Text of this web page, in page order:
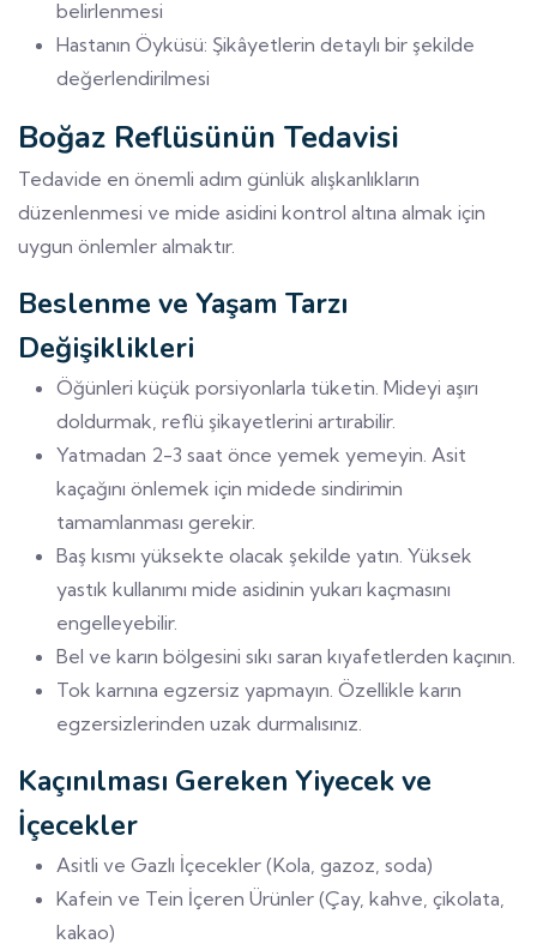
belirlenmesi
Hastanın Öyküsü: Şikâyetlerin detaylı bir şekilde
değerlendirilmesi
Boğaz Reflüsünün Tedavisi
Tedavide en önemli adım günlük alışkanlıkların
düzenlenmesi ve mide asidini kontrol altına almak için
uygun önlemler almaktır.
Beslenme ve Yaşam Tarzı
Değişiklikleri
Öğünleri küçük porsiyonlarla tüketin. Mideyi aşırı
doldurmak, reflü şikayetlerini artırabilir.
Yatmadan 2-3 saat önce yemek yemeyin. Asit
kaçağını önlemek için midede sindirimin
tamamlanması gerekir.
Baş kısmı yüksekte olacak şekilde yatın. Yüksek
yastık kullanımı mide asidinin yukarı kaçmasını
engelleyebilir.
Bel ve karın bölgesini sıkı saran kıyafetlerden kaçının.
Tok karnına egzersiz yapmayın. Özellikle karın
egzersizlerinden uzak durmalısınız.
Kaçınılması Gereken Yiyecek ve
İçecekler
Asitli ve Gazlı İçecekler (Kola, gazoz, soda)
Kafein ve Tein İçeren Ürünler (Çay, kahve, çikolata,
kakao)